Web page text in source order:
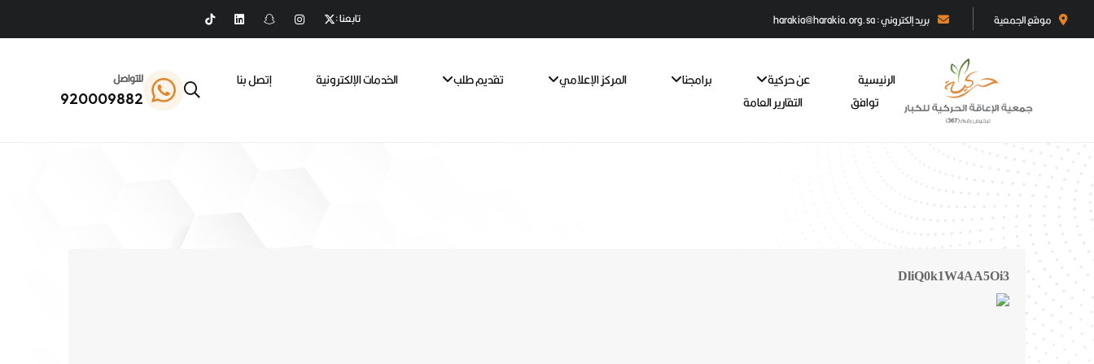
موقع الجمعية بريد إلكتروني : harakia@harakia.org.sa تابعنا :
الرئيسية عن حركية برامجنا المركز الإعلامي تقديم طلب الخدمات الإلكترونية
إتصل بنا
توافق
التقارير العامة
للتواصل
920009882
DliQ0k1W4AA5Oi3